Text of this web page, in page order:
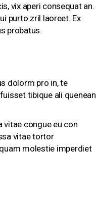
vix aperi consequat an.
purto zril laoreet. Ex
probatus.
dolorm pro in, te
tibique ali quenean
vitae congue eu con
vitae tortor
molestie imperdiet